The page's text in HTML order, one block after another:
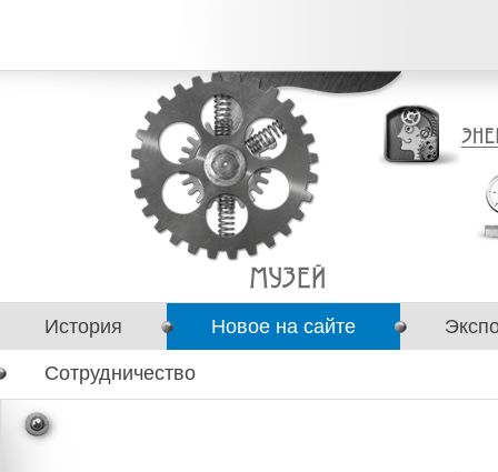
История Новое на сайте
Сотрудничество